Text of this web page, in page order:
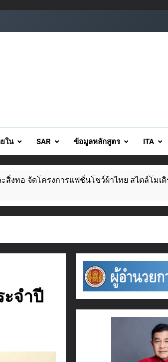
ใน SAR ข้อมูลหลักสูตร ITA
รแฟชั่นโชว์ผ้าไทย สไตล์โมเดิร์น วันที่ ๕ ส.ค. นี้
จำปี